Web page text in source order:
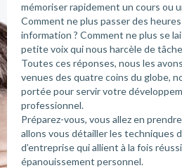
mémoriser rapidement un cours ou
Comment ne plus passer des
information ? Comment ne plus se
petite voix qui nous harcèle de
Toutes ces réponses, nous les
venues des quatre coins du globe,
portée pour servir votre
professionnel.
Préparez-vous, vous allez en
allons vous détailler les techniques
d’entreprise qui allient à la fois
épanouissement personnel.